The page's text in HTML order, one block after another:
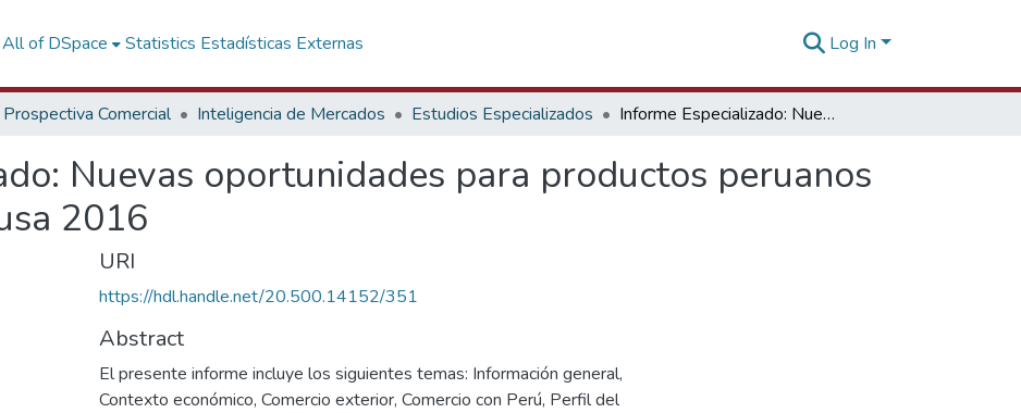
All of DSpace Statistics Estadísticas Externas Log In
Prospectiva Comercial Inteligencia de Mercados Estudios Especializados Informe Especializado: Nuevas oportunidades para productos peruanos en la Federación Rusa 2016
Nuevas oportunidades para productos peruanos
2016
URI
https://hdl.handle.net/20.500.14152/351
Abstract
El presente informe incluye los siguientes temas: Información general,
Contexto económico, Comercio exterior, Comercio con Perú, Perfil del